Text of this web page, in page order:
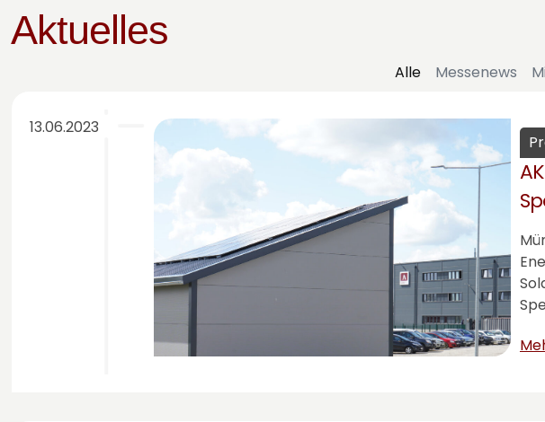
Aktuelles
Messenews
Alle
13.06.2023